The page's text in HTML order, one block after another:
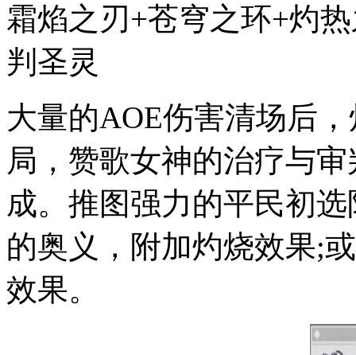
霜焰之刃+苍穹之环+灼
判圣灵
大量的AOE伤害清场后
局，赞歌女神的治疗与
成。推图强力的平民初
的奥义，附加灼烧效果;
效果。